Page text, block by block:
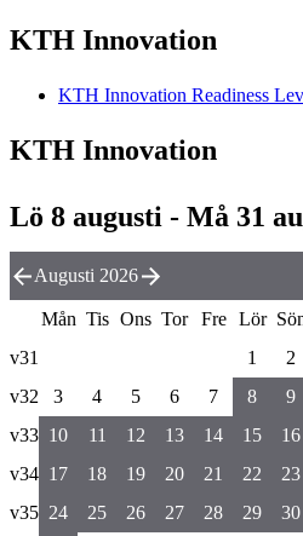
KTH Innovation
KTH Innovation Readiness
KTH Innovation
Lö 8 augusti - Må 31
Augusti 2026
Mån Tis Ons Tor Fre Lör
v31
1
2
v32
3 4 5 6 7 8
9
v33 10 11 12 13 14 15
16
v34 17 18 19 20 21 22
23
v35 24 25 26 27 28 29
30